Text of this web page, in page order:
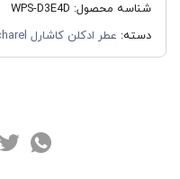
شناسه محصول: WPS-D3E4D
دسته: عطر ادکلن کاشارل Cacharel